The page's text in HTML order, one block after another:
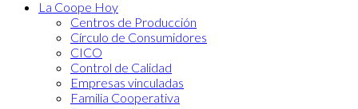
La Coope Hoy
Centros de Producción
Círculo de Consumidores
CICO
Control de Calidad
Empresas vinculadas
Familia Cooperativa